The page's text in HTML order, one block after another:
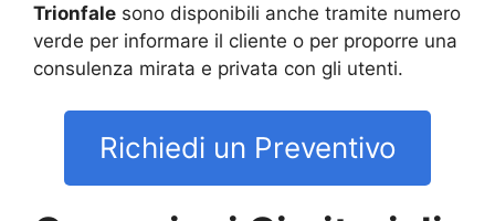
Trionfale sono disponibili anche tramite numero
verde per informare il cliente o per proporre una
consulenza mirata e privata con gli utenti.
Richiedi un Preventivo